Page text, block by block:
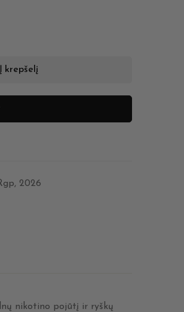
Į krepšelį
2026
nikotino pojūtį ir ryškų